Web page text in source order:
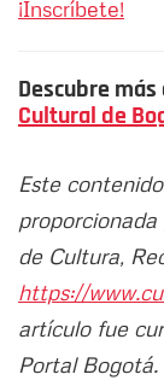
¡Inscríbete!
Descubre
Cultural de
Este
de Cultura,
https://
artículo fue
Portal Bogotá.